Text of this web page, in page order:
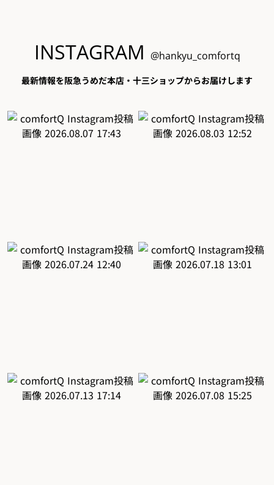
INSTAGRAM @hankyu_comfortq
最新情報を阪急うめだ本店・十三ショップからお届けします